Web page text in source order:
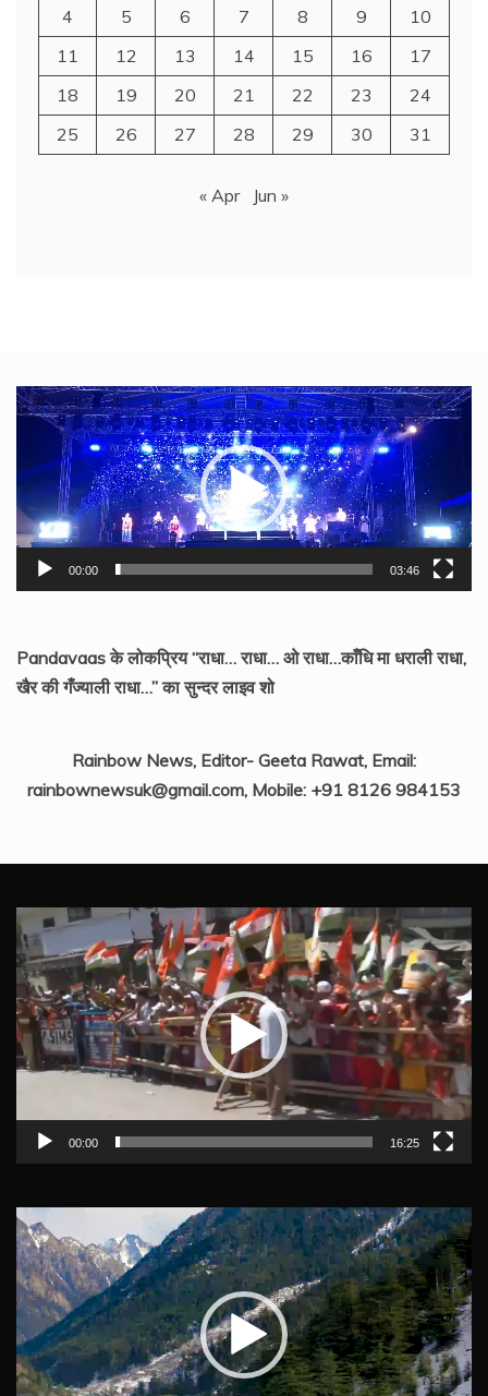
4
5 6 7 8 9
10
11
12 13 14 15 16
17
18
19 20 21 22 23
24
25
26 27 28 29 30 31
« Apr Jun »
Video
Player
00:00 03:46
Pandavaas के लोकप्रिय “राधा… राधा… ओ राधा…काँधि मा धराली राधा,
खैर की गँज्याली राधा…” का सुन्दर लाइव शो
Rainbow News, Editor- Geeta Rawat, Email:
rainbownewsuk@gmail.com, Mobile: +91 8126 984153
Video
Player
00:00 16:25
Video
Player